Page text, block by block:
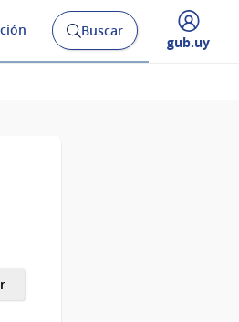
Abrir
buscador
Buscar
Desplegar
gub.uy